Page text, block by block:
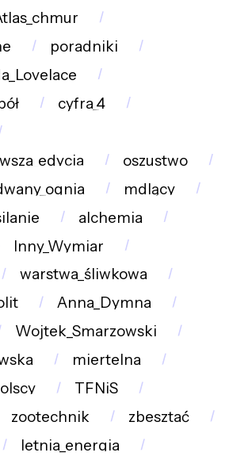
poradniki
cyfra_4
oszustwo
mdlący
alchemia
Inny_Wymiar
warstwa_śliwkowa
Anna_Dymna
Wojtek_Smarzowski
miertelna
TFNiS
zootechnik
zbesztać
letnia_energia